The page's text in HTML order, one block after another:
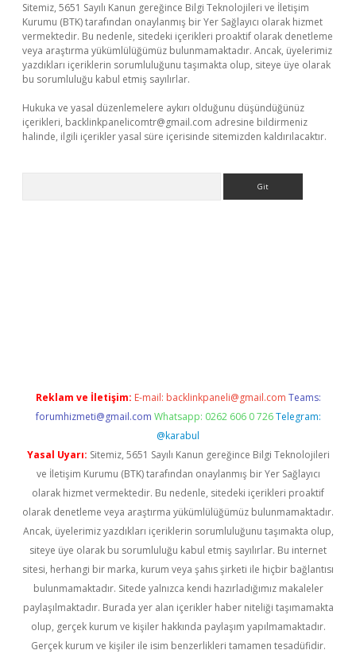
Sitemiz, 5651 Sayılı Kanun gereğince Bilgi Teknolojileri ve İletişim
Kurumu (BTK) tarafından onaylanmış bir Yer Sağlayıcı olarak hizmet
vermektedir. Bu nedenle, sitedeki içerikleri proaktif olarak denetleme
veya araştırma yükümlülüğümüz bulunmamaktadır. Ancak, üyelerimiz
yazdıkları içeriklerin sorumluluğunu taşımakta olup, siteye üye olarak
bu sorumluluğu kabul etmiş sayılırlar.
Hukuka ve yasal düzenlemelere aykırı olduğunu düşündüğünüz
içerikleri, backlinkpanelicomtr@gmail.com adresine bildirmeniz
halinde, ilgili içerikler yasal süre içerisinde sitemizden kaldırılacaktır.
Reklam ve İletişim: E-mail: backlinkpaneli@gmail.com Teams:
forumhizmeti@gmail.com Whatsapp: 0262 606 0 726 Telegram:
@karabul
Yasal Uyarı: Sitemiz, 5651 Sayılı Kanun gereğince Bilgi Teknolojileri
ve İletişim Kurumu (BTK) tarafından onaylanmış bir Yer Sağlayıcı
olarak hizmet vermektedir. Bu nedenle, sitedeki içerikleri proaktif
olarak denetleme veya araştırma yükümlülüğümüz bulunmamaktadır.
Ancak, üyelerimiz yazdıkları içeriklerin sorumluluğunu taşımakta olup,
siteye üye olarak bu sorumluluğu kabul etmiş sayılırlar. Bu internet
sitesi, herhangi bir marka, kurum veya şahıs şirketi ile hiçbir bağlantısı
bulunmamaktadır. Sitede yalnızca kendi hazırladığımız makaleler
paylaşılmaktadır. Burada yer alan içerikler haber niteliği taşımamakta
olup, gerçek kurum ve kişiler hakkında paylaşım yapılmamaktadır.
Gerçek kurum ve kişiler ile isim benzerlikleri tamamen tesadüfidir.